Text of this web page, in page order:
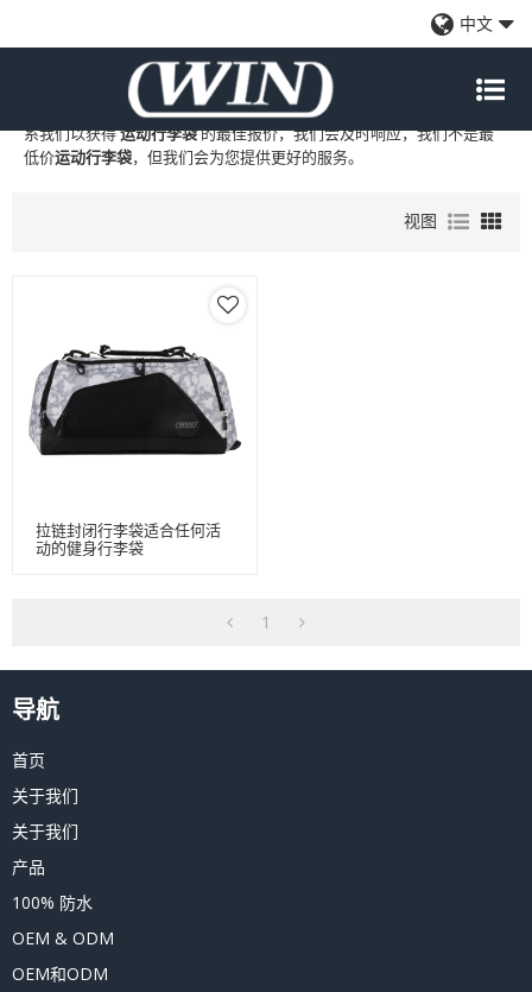
中文
运动行李袋 的专业中国制造商和供应商，我们提供定制批发运
工厂、自有品牌运动行李袋和运动行李袋
系我们以获得运动行李袋的最佳报价，我们会及时响应，我们不是最
低价运动行李袋，但我们会为您提供更好的服务。
视图
拉链封闭行李袋适合任何活
动的健身行李袋
1
导航
首页
关于我们
关于我们
产品
100% 防水
OEM & ODM
OEM和ODM